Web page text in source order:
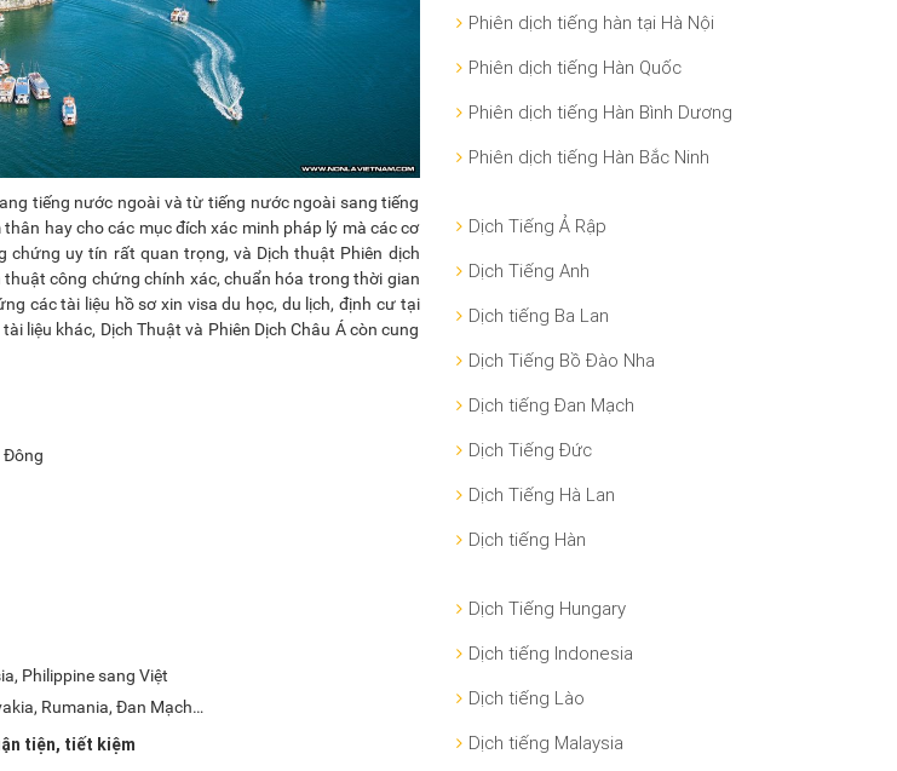
tiếng nước ngoài và từ tiếng nước ngoài sang tiếng
hay cho các mục đích xác minh pháp lý mà các cơ
chứng uy tín rất quan trọng, và Dịch thuật Phiên dịch
công chứng chính xác, chuẩn hóa trong thời gian
các tài liệu hồ sơ xin visa du học, du lịch, định cư tại
liệu khác, Dịch Thuật và Phiên Dịch Châu Á còn cung
Đông
Philippine sang Việt
Rumania, Đan Mạch…
tiện, tiết kiệm
Phiên dịch tiếng hàn tại Hà Nội
Phiên dịch tiếng Hàn Quốc
Phiên dịch tiếng Hàn Bình Dương
Phiên dịch tiếng Hàn Bắc Ninh
Dịch Tiếng Ả Rập
Dịch Tiếng Anh
Dịch tiếng Ba Lan
Dịch Tiếng Bồ Đào Nha
Dịch tiếng Đan Mạch
Dịch Tiếng Đức
Dịch Tiếng Hà Lan
Dịch tiếng Hàn
Dịch Tiếng Hungary
Dịch tiếng Indonesia
Dịch tiếng Lào
Dịch tiếng Malaysia